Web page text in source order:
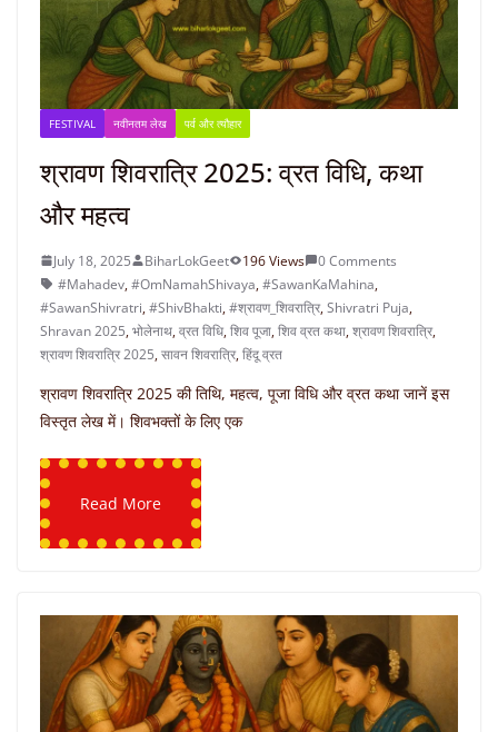
FESTIVAL नवीनतम लेख पर्व और त्यौहार
श्रावण शिवरात्रि 2025: व्रत विधि, कथा
और महत्व
July 18, 2025 BiharLokGeet 196 Views
0 Comments
#Mahadev,#OmNamahShivaya,#SawanKaMahina,
#SawanShivratri,#ShivBhakti,#श्रावण_शिवरात्रि,Shivratri Puja,
Shravan 2025,भोलेनाथ,व्रत विधि,शिव पूजा,शिव व्रत कथा,श्रावण शिवरात्रि,
श्रावण शिवरात्रि 2025,सावन शिवरात्रि,हिंदू व्रत
श्रावण शिवरात्रि 2025 की तिथि, महत्व, पूजा विधि और व्रत कथा जानें इस
विस्तृत लेख में। शिवभक्तों के लिए एक
Read More